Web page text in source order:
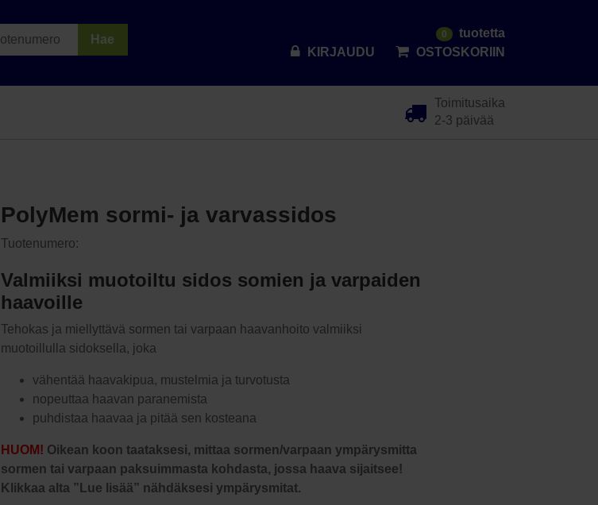
Hae 0
tuotetta
OSTOSKORIIN
KIRJAUDU
Toimitusaika
2-3 päivää
PolyMem sormi- ja varvassidos
Tuotenumero:
Valmiiksi muotoiltu sidos somien ja varpaiden
haavoille
Tehokas ja miellyttävä sormen tai varpaan haavanhoito valmiiksi
muotoillulla sidoksella, joka
vähentää haavakipua, mustelmia ja turvotusta
nopeuttaa haavan paranemista
puhdistaa haavaa ja pitää sen kosteana
HUOM! Oikean koon taataksesi, mittaa sormen/varpaan ympärysmitta
sormen tai varpaan paksuimmasta kohdasta, jossa haava sijaitsee!
Klikkaa alta ”Lue lisää” nähdäksesi ympärysmitat.